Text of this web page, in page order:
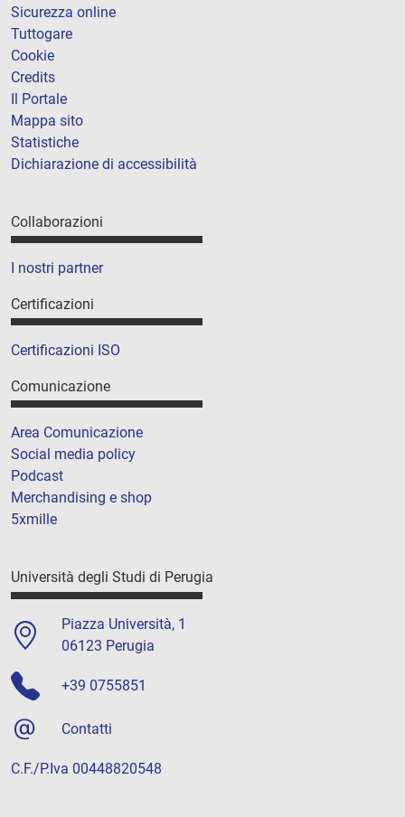
Sicurezza online
Tuttogare
Cookie
Credits
Il Portale
Mappa sito
Statistiche
Dichiarazione di accessibilità
Collaborazioni
I nostri partner
Certificazioni
Certificazioni ISO
Comunicazione
Area Comunicazione
Social media policy
Podcast
Merchandising e shop
5xmille
Università degli Studi di Perugia
Piazza Università, 1
06123 Perugia
+39 0755851
Contatti
C.F./P.Iva 00448820548